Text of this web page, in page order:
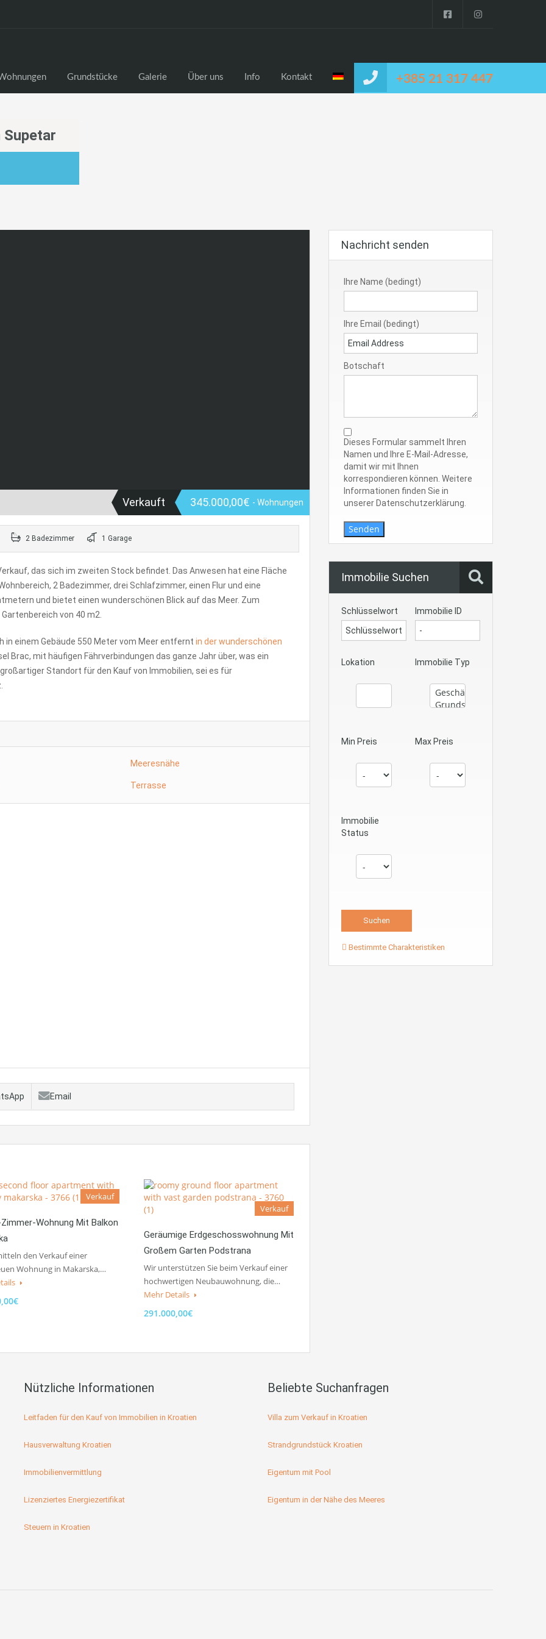
+385 21 317 447
Grundstücke Galerie Über uns Info Kontakt
Verkauft 345.000,00€ - Wohnungen
2 Badezimmer 1 Garage
das sich im zweiten Stock befindet. Das Anwesen hat eine Fläche
2 Badezimmer, drei Schlafzimmer, einen Flur und eine
und bietet einen wunderschönen Blick auf das Meer. Zum
von 40 m2.
in einem Gebäude 550 Meter vom Meer entfernt in der wunderschönen
Brac, mit häufigen Fährverbindungen das ganze Jahr über, was ein
Standort für den Kauf von Immobilien, sei es für
Meeresnähe
Terrasse
Email
Verkauf
Wohnung Mit Balkon
den Verkauf einer
Wohnung in Makarska,…
Verkauf
Geräumige Erdgeschosswohnung Mit
Großem Garten Podstrana
Wir unterstützen Sie beim Verkauf einer
hochwertigen Neubauwohnung, die…
Mehr Details
291.000,00€
Nachricht senden
Ihre Name (bedingt)
Ihre Email (bedingt)
Botschaft
Dieses Formular sammelt Ihren
Namen und Ihre E-Mail-Adresse,
damit wir mit Ihnen
korrespondieren können. Weitere
Informationen finden Sie in
unserer Datenschutzerklärung.
Senden
Immobilie Suchen
Schlüsselwort Immobilie ID
Lokation Immobilie Typ
Min Preis Max Preis
Immobilie
Status
Bestimmte Charakteristiken
Nützliche Informationen
Leitfaden für den Kauf von Immobilien in Kroatien
Hausverwaltung Kroatien
Immobilienvermittlung
Lizenziertes Energiezertifikat
Steuern in Kroatien
Beliebte Suchanfragen
Villa zum Verkauf in Kroatien
Strandgrundstück Kroatien
Eigentum mit Pool
Eigentum in der Nähe des Meeres